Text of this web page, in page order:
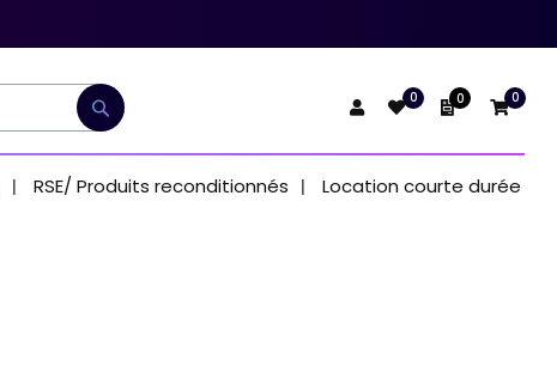
Rechercher
0 Mon devis
0 0
RSE/ Produits reconditionnés Location courte durée